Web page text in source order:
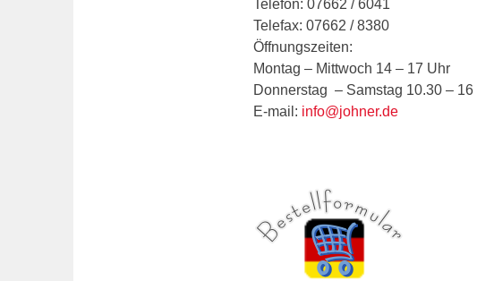
Telefon: 07662 / 6041
Telefax: 07662 / 8380
Öffnungszeiten:
Montag – Mittwoch 14 – 17 Uhr
Donnerstag – Samstag 10.30 – 16
E-mail: info@johner.de